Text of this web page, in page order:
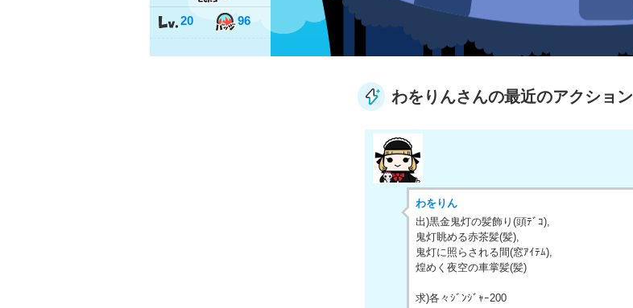
20 96
わをりんさんの最近のアクション
わをりん
出)黒金鬼灯の髪飾り(頭ﾃﾞｺ),
鬼灯眺める赤茶髪(髪),
鬼灯に照らされる間(窓ｱｲﾃﾑ),
煌めく夜空の車掌髪(髪)
求)各々ｼﾞﾝｼﾞｬｰ200